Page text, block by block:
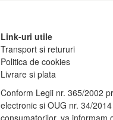
Link-uri utile
Transport si retururi
Politica de cookies
Livrare si plata
Conform Legii nr. 365/2002
electronic si OUG nr. 34/